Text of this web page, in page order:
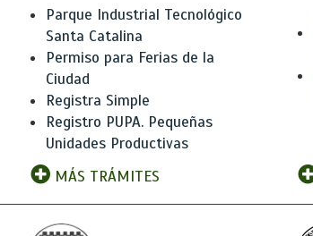
Parque Industrial Tecnológico
Santa Catalina
Permiso para Ferias de la
Ciudad
Registra Simple
Registro PUPA. Pequeñas
Unidades Productivas
MÁS TRÁMITES